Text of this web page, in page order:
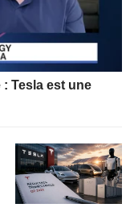
Tesla est une